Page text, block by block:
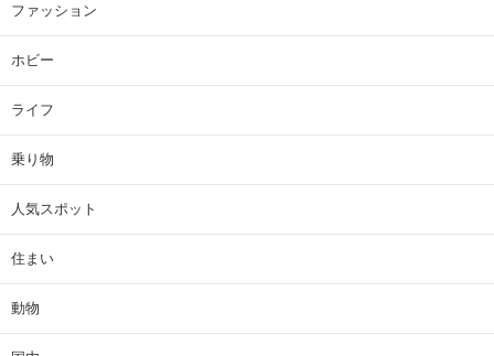
ファッション
ホビー
ライフ
乗り物
人気スポット
住まい
動物